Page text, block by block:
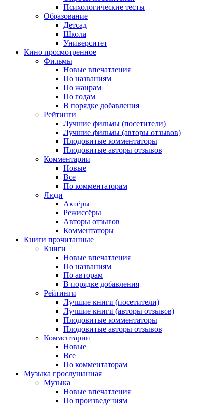
Психологические тесты
Образование
Детсад
Школа
Университет
Кино просмотренное
Фильмы
Новые впечатления
По названиям
По жанрам
По годам
В порядке добавления
Рейтинги
Лучшие фильмы (посетители)
Лучшие фильмы (авторы отзывов)
Плодовитые комментаторы
Плодовитые авторы отзывов
Комментарии
Новые
Все
По комментаторам
Люди
Актёры
Режиссёры
Авторы отзывов
Комментаторы
Книги прочитанные
Книги
Новые впечатления
По названиям
По авторам
В порядке добавления
Рейтинги
Лучшие книги (посетители)
Лучшие книги (авторы отзывов)
Плодовитые комментаторы
Плодовитые авторы отзывов
Комментарии
Новые
Все
По комментаторам
Музыка прослушанная
Музыка
Новые впечатления
По произведениям